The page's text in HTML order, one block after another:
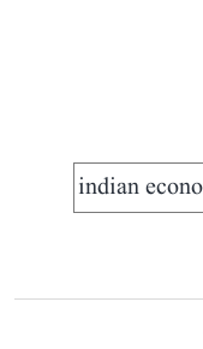
indian